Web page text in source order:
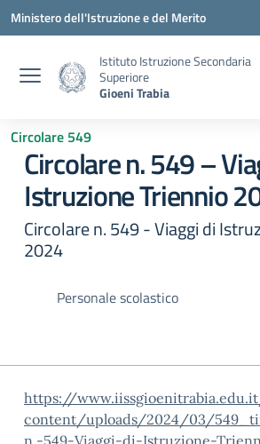
Vai ai contenuti
Vai al menu di navigazione
Vai al footer
Ministero dell'Istruzione e del Merito
Istituto Istruzione Secondaria
Superiore
Gioeni Trabia
Circolare 549
Circolare n. 549 –
Istruzione Triennio
Circolare n. 549 - Viaggi di
2024
Personale scolastico
https://
content/uploads/2024/03/
n.-549-Viaggi-di-Istruzione-